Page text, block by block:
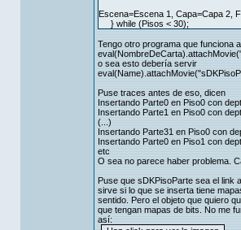
Escena=Escena 1, Capa=Capa 2,
} while (Pisos < 30);
Tengo otro programa que funciona
o sea esto debería servir
Puse traces antes de eso, dicen
Insertando Parte0 en Piso0 con
Insertando Parte1 en Piso0 con
(...)
Insertando Parte31 en Piso0 con
Insertando Parte0 en Piso1 con
etc
O sea no parece haber problema.
Puse que sDKPisoParte sea el link
sirve si lo que se inserta tiene
sentido. Pero el objeto que quiero
que tengan mapas de bits. No me
así: